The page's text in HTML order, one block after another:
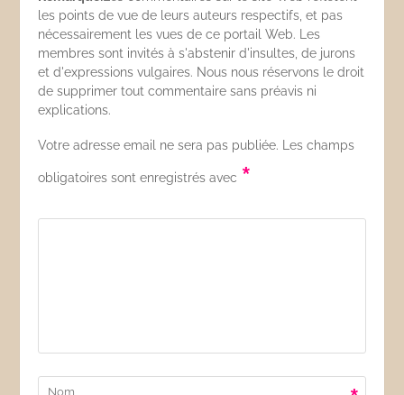
les points de vue de leurs auteurs respectifs, et pas
nécessairement les vues de ce portail Web. Les
membres sont invités à s'abstenir d'insultes, de jurons
et d'expressions vulgaires. Nous nous réservons le droit
de supprimer tout commentaire sans préavis ni
explications.
Votre adresse email ne sera pas publiée. Les champs
obligatoires sont enregistrés avec *